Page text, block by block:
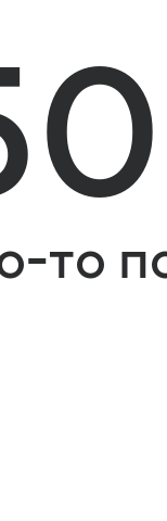
то